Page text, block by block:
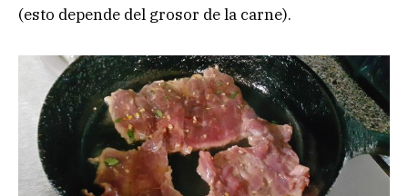
(esto depende del grosor de la carne).